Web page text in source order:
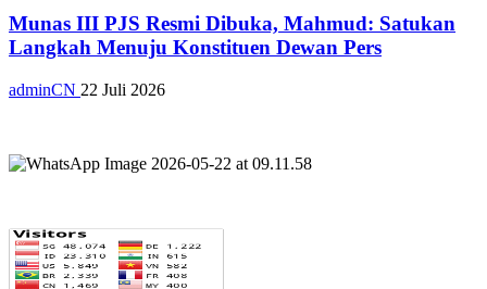
Munas III PJS Resmi Dibuka, Mahmud: Satukan
Langkah Menuju Konstituen Dewan Pers
adminCN 22 Juli 2026